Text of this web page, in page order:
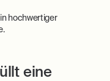
hochwertiger
eine